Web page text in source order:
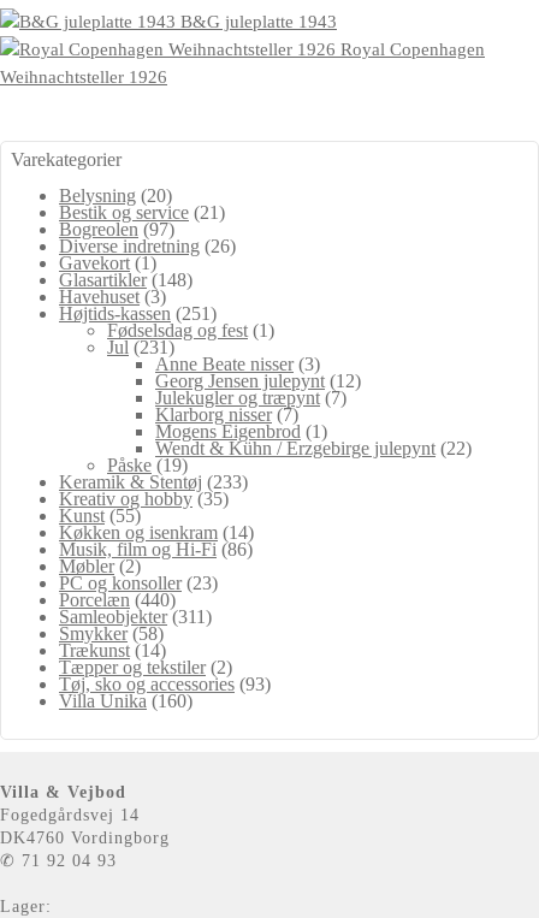
B&G juleplatte 1943
Royal Copenhagen
Weihnachtsteller 1926
Varekategorier
Belysning (20)
Bestik og service (21)
Bogreolen (97)
Diverse indretning (26)
Gavekort (1)
Glasartikler (148)
Havehuset (3)
Højtids-kassen (251)
Fødselsdag og fest (1)
Jul (231)
Anne Beate nisser (3)
Georg Jensen julepynt (12)
Julekugler og træpynt (7)
Klarborg nisser (7)
Mogens Eigenbrod (1)
Wendt & Kühn / Erzgebirge julepynt (22)
Påske (19)
Keramik & Stentøj (233)
Kreativ og hobby (35)
Kunst (55)
Køkken og isenkram (14)
Musik, film og Hi-Fi (86)
Møbler (2)
PC og konsoller (23)
Porcelæn (440)
Samleobjekter (311)
Smykker (58)
Trækunst (14)
Tæpper og tekstiler (2)
Tøj, sko og accessories (93)
Villa Unika (160)
Villa & Vejbod
Fogedgårdsvej 14
DK4760 Vordingborg
✆ 71 92 04 93
Lager: